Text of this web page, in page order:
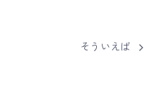
そういえば